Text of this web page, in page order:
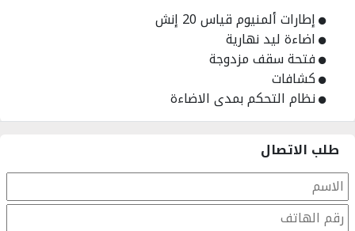
إطارات ألمنيوم قياس 20 إنش
اضاءة ليد نهارية
فتحة سقف مزدوجة
كشافات
نظام التحكم بمدى الاضاءة
طلب الاتصال